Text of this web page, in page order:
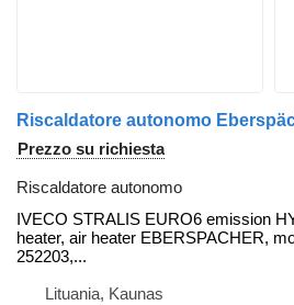
Prezzo su richiesta
Riscaldatore autonomo
IVECO STRALIS EURO6 emission
heater, air heater EBERSPACHER,
252203,...
Lituania, Kaunas